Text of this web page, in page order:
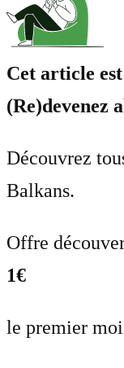
Cet article est
(Re)devenez
Découvrez
Balkans.
Offre
1€
le premier